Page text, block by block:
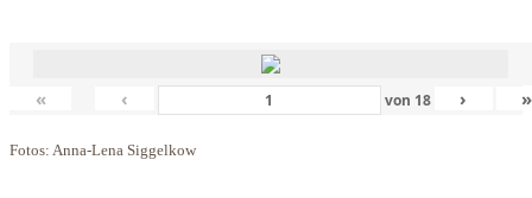
« ‹ von 18 › »
Fotos: Anna-Lena Siggelkow